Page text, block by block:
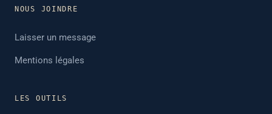
NOUS JOINDRE
Laisser un message
Mentions légales
LES OUTILS